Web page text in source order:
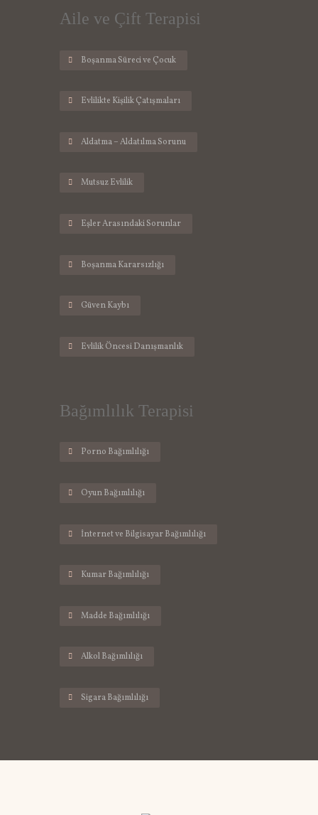
Aile ve Çift Terapisi
Boşanma Süreci ve Çocuk
Evlilikte Kişilik Çatışmaları
Aldatma – Aldatılma Sorunu
Mutsuz Evlilik
Eşler Arasındaki Sorunlar
Boşanma Kararsızlığı
Güven Kaybı
Evlilik Öncesi Danışmanlık
Bağımlılık Terapisi
Porno Bağımlılığı
Oyun Bağımlılığı
İnternet ve Bilgisayar Bağımlılığı
Kumar Bağımlılığı
Madde Bağımlılığı
Alkol Bağımlılığı
Sigara Bağımlılığı